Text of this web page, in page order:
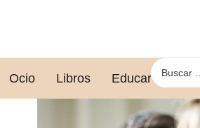
Ocio Libros Educar leyendo